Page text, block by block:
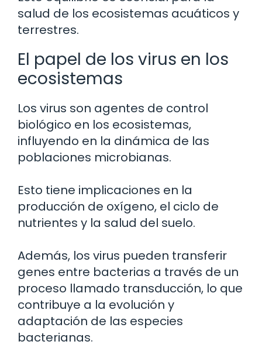
salud de los ecosistemas acuáticos y
terrestres.
El papel de los virus en los
ecosistemas
Los virus son agentes de control
biológico en los ecosistemas,
influyendo en la dinámica de las
poblaciones microbianas.
Esto tiene implicaciones en la
producción de oxígeno, el ciclo de
nutrientes y la salud del suelo.
Además, los virus pueden transferir
genes entre bacterias a través de un
proceso llamado transducción, lo que
contribuye a la evolución y
adaptación de las especies
bacterianas.